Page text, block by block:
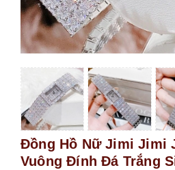
Đồng Hồ Nữ Jimi Jimi
Vuông Đính Đá Trắng